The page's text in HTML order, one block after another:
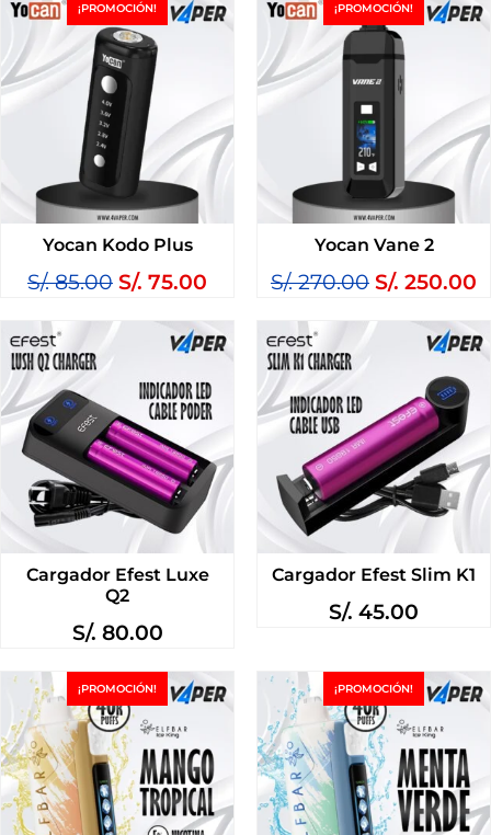
¡PROMOCIÓN!
Yocan Kodo Plus
S/.85.00 S/. 75.00
¡PROMOCIÓN!
Yocan Vane 2
S/.270.00 S/. 250.00
Cargador Efest Luxe
Q2
S/. 80.00
Cargador Efest Slim K1
S/. 45.00
¡PROMOCIÓN! ¡PROMOCIÓN!